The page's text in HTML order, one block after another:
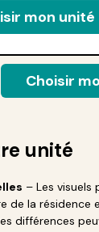
mon unité
Choisir
unité
– Les visuels
de la résidence
différences